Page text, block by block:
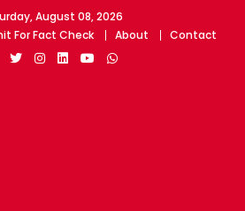
August 08, 2026
For Fact Check About Contact